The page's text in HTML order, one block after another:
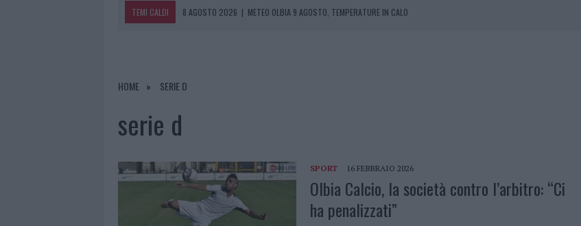
TEMI CALDI 8 AGOSTO 2026 | METEO OLBIA 9 AGOSTO, TEMPERATURE IN CALO
8 AGOSTO 2026
HOME SERIE D
serie d
SPORT 16 FEBBRAIO 2026
Olbia Calcio, la società contro l’arbitro: “Ci
ha penalizzati”